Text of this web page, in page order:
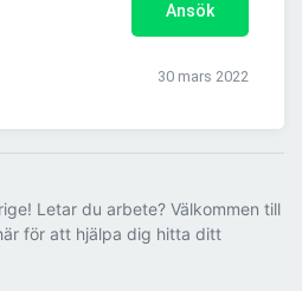
Ansök
30 mars 2022
Letar du arbete? Välkommen till
för att hjälpa dig hitta ditt